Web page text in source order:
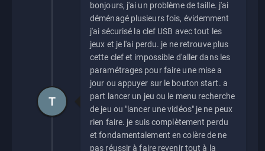
bonjours, j'ai un problème de taille. j'ai
déménagé plusieurs fois, évidemment
j'ai sécurisé la clef USB avec tout les
jeux et je l'ai perdu. je ne retrouve plus
cette clef et impossible d'aller dans les
paramétrages pour faire une mise a
jour ou appuyer sur le bouton start. a
part lancer un jeu ou le menu recherche
de jeu ou "lancer une vidéos" je ne peux
rien faire. je suis complètement perdu
et fondamentalement en colère de ne
pas réussir à faire revenir tout à la
T